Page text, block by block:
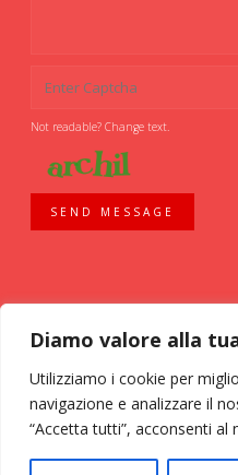
Diamo valore alla
Utilizziamo i cookie per
navigazione e analizzare il
“Accetta tutti”, acconsenti
Not readable? Change text.
SEND MESSAGE